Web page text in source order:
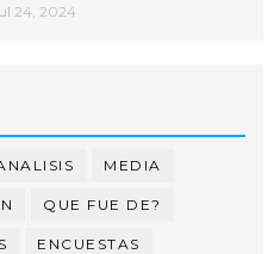
24, 2024
MEDIA
QUE FUE DE?
ENCUESTAS